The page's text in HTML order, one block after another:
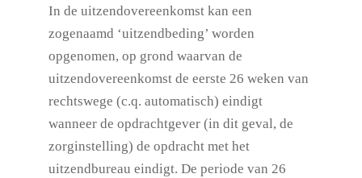
In de uitzendovereenkomst kan een
zogenaamd ‘uitzendbeding’ worden
opgenomen, op grond waarvan de
uitzendovereenkomst de eerste 26 weken van
rechtswege (c.q. automatisch) eindigt
wanneer de opdrachtgever (in dit geval, de
zorginstelling) de opdracht met het
uitzendbureau eindigt. De periode van 26